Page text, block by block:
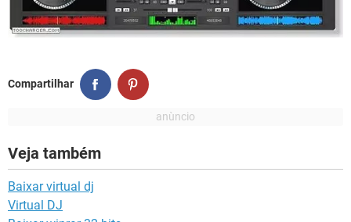
Compartilhar
Veja também
Baixar virtual dj
Virtual DJ